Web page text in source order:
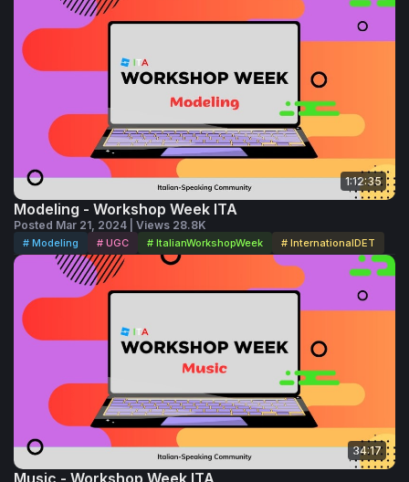
1:12:35
Modeling - Workshop Week ITA
Posted Mar 21, 2024 | Views 28.8K
# Modeling # UGC # ItalianWorkshopWeek # InternationalDET
34:17